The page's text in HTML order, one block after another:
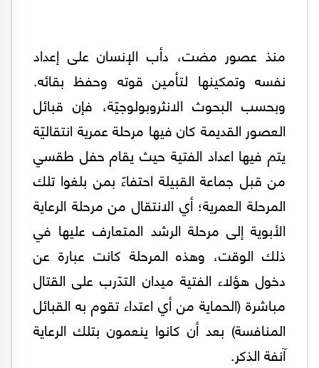
منذ عصور مضت، دأب الإنسان على إعداد
نفسه وتمكينها لتأمين قوته وحفظ بقائه.
وبحسب البحوث الانثروبولوجيّة، فإن قبائل
العصور القديمة كان فيها مرحلة عمرية انتقاليّة
يتم فيها اعداد الفتية حيث يقام حفل طقسي
من قبل جماعة القبيلة احتفاءً بمن بلغوا تلك
المرحلة العمرية؛ أي الانتقال من مرحلة الرعاية
الأبوية إلى مرحلة الرشد المتعارف عليها في
ذلك الوقت، وهذه المرحلة كانت عبارة عن
دخول هؤلاء الفتية ميدان التدّرب على القتال
مباشرة (الحماية من أي اعتداء تقوم به القبائل
المنافسة) بعد أن كانوا ينعمون بتلك الرعاية
آنفة الذكر.